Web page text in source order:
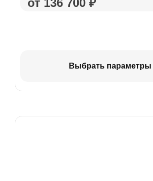
от 136 700 ₽
Выбрать параметры